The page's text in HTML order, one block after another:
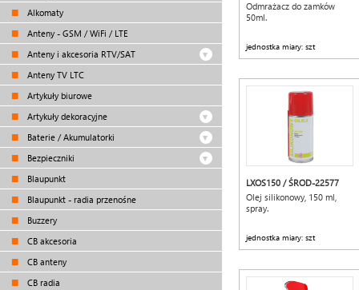
Alkomaty
Anteny - GSM / WiFi / LTE
Anteny i akcesoria RTV/SAT
Anteny TV LTC
Artykuły biurowe
Artykuły dekoracyjne
Baterie / Akumulatorki
Bezpieczniki
Blaupunkt
Blaupunkt - radia przenośne
Buzzery
CB akcesoria
CB anteny
CB radia
Odmrażacz do zamków
50ml.
jednostka miary: szt
LXOS150 / ŚROD-22577
Olej silikonowy, 150 ml,
spray.
jednostka miary: szt